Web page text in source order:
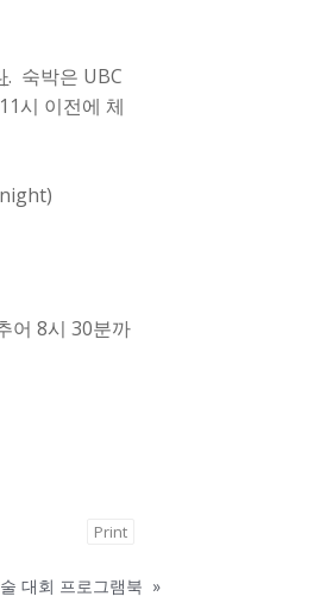
. 숙박은 UBC
시 이전에 체
어 8시 30분까
Print
대회 프로그램북 »